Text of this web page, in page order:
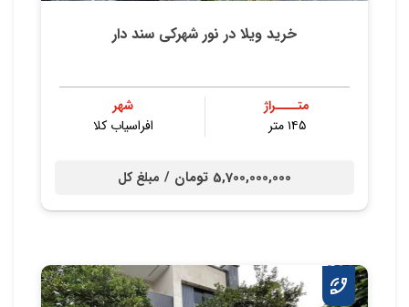
خرید ویلا در نور شهرکی سند دار
متــــراژ
۱۴۵ متر
شهر
افراسیاب کلا
5,700,000,000 تومان / مبلغ کل